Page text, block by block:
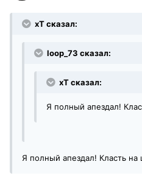
xT сказал:
loop_73 сказал:
xT сказал:
Я полный апездал!
Я полный апездал! Класть на